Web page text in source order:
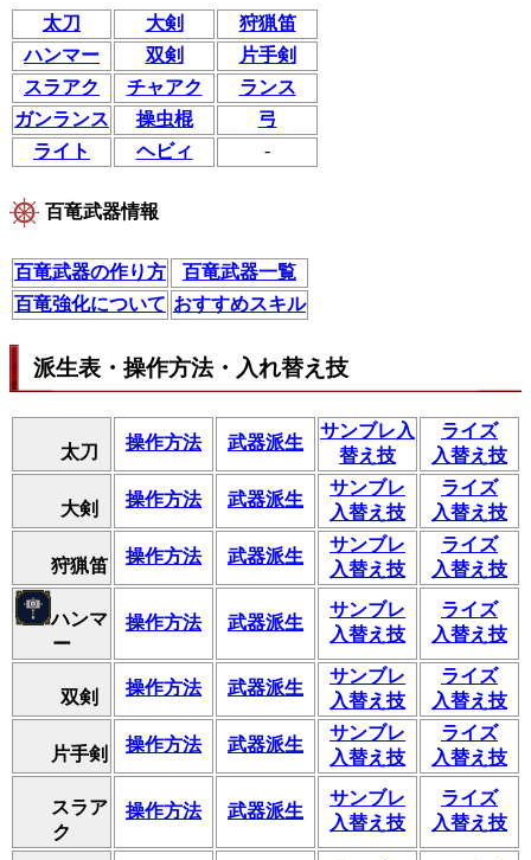
太刀 大剣
狩猟笛
ハンマー
双剣
片手剣
スラアク
チャアク
ランス
ガンランス
操虫棍
弓
ライト
ヘビィ -
百竜武器情報
百竜武器の作り方
百竜武器一覧
百竜強化について おすすめスキル
派生表・操作方法・入れ替え技
太刀 操作方法 武器派生
サンブレ入
替え技
ライズ
入替え技
大剣 操作方法 武器派生
サンブレ
入替え技
ライズ
入替え技
狩猟笛 操作方法 武器派生
サンブレ
入替え技
ライズ
入替え技
ハンマ
ー
操作方法 武器派生
サンブレ
入替え技
ライズ
入替え技
双剣 操作方法 武器派生
サンブレ
入替え技
ライズ
入替え技
片手剣 操作方法 武器派生
サンブレ
入替え技
ライズ
入替え技
スラア
ク
操作方法 武器派生
サンブレ
入替え技
ライズ
入替え技